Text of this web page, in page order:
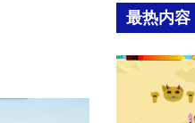
最热内容